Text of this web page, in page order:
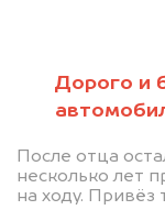
Дорого и
После отца
несколько лет
на ходу. Привёз
Мы купим